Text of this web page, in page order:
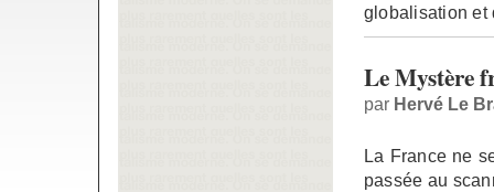
globalisation et
Le Mystère
par Hervé Le
La France ne
passée au